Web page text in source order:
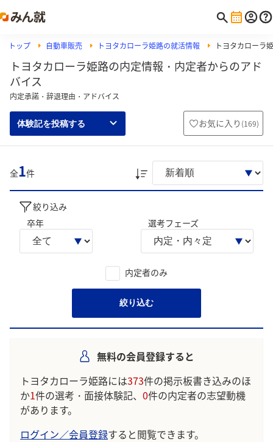
トップ 自動車販売 トヨタカローラ姫路の就活情報 トヨタカローラ
トヨタカローラ姫路の内定情報・内定者からのアド
バイス
内定承諾・辞退理由・アドバイス
体験記を投稿する お気に入り (169)
全1件
絞り込み
卒年
選考フェーズ
内定者のみ
絞り込む
無料の会員登録すると
トヨタカローラ姫路には373件の掲示板書き込みのほ
か1件の選考・面接体験記、 0件の内定者の志望動機
があります。
ログイン／会員登録すると閲覧できます。